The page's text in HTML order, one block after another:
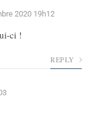
2020 19h12
ci !
REPLY